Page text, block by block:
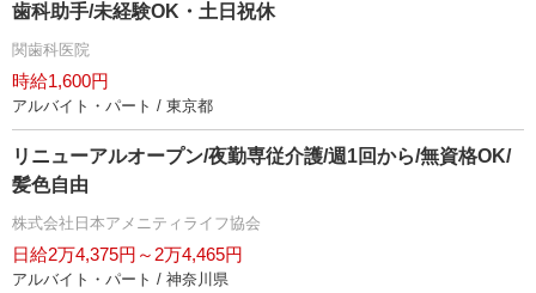
歯科助手/未経験OK・土日祝休
関歯科医院
時給1,600円
アルバイト・パート / 東京都
リニューアルオープン/夜勤専従介護/週1回から/無資格OK/
髪色自由
株式会社日本アメニティライフ協会
日給2万4,375円～2万4,465円
アルバイト・パート / 神奈川県